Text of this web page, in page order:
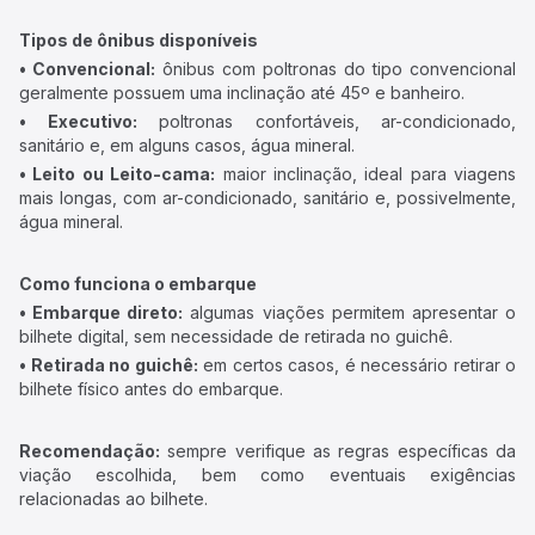
Tipos de ônibus disponíveis
• Convencional: ônibus com poltronas do tipo convencional
geralmente possuem uma inclinação até 45º e banheiro.
• Executivo: poltronas confortáveis, ar-condicionado,
sanitário e, em alguns casos, água mineral.
• Leito ou Leito-cama: maior inclinação, ideal para viagens
mais longas, com ar-condicionado, sanitário e, possivelmente,
água mineral.
Como funciona o embarque
• Embarque direto: algumas viações permitem apresentar o
bilhete digital, sem necessidade de retirada no guichê.
• Retirada no guichê: em certos casos, é necessário retirar o
bilhete físico antes do embarque.
Recomendação: sempre verifique as regras específicas da
viação escolhida, bem como eventuais exigências
relacionadas ao bilhete.